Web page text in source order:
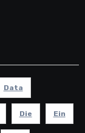
Data
Die Ein